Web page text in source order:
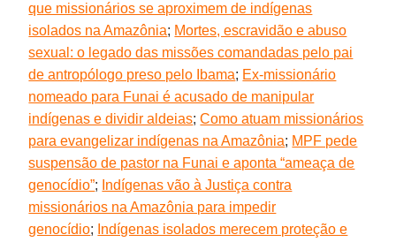
que missionários se aproximem de indígenas
isolados na Amazônia; Mortes, escravidão e abuso
sexual: o legado das missões comandadas pelo pai
de antropólogo preso pelo Ibama; Ex-missionário
nomeado para Funai é acusado de manipular
indígenas e dividir aldeias;Como atuam missionários
para evangelizar indígenas na Amazônia; MPF pede
suspensão de pastor na Funai e aponta “ameaça de
genocídio”; Indígenas vão à Justiça contra
missionários na Amazônia para impedir
genocídio; Indígenas isolados merecem proteção e